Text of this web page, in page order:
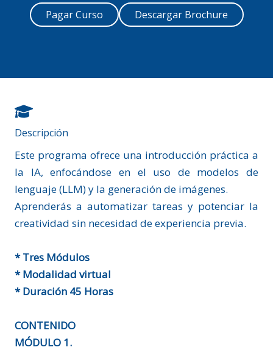
Pagar Curso Descargar Brochure
Descripción
Este programa ofrece una introducción práctica a
la IA, enfocándose en el uso de modelos de
lenguaje (LLM) y la generación de imágenes.
Aprenderás a automatizar tareas y potenciar la
creatividad sin necesidad de experiencia previa.
* Tres Módulos
* Modalidad virtual
* Duración 45 Horas
CONTENIDO
MÓDULO 1.